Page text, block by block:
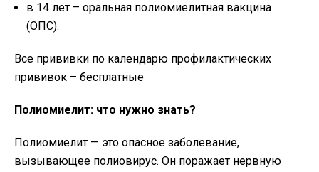
в 14 лет – оральная полиомиелитная вакцина
(ОПС).
Все прививки по календарю профилактических
прививок – бесплатные
Полиомиелит: что нужно знать?
Полиомиелит — это опасное заболевание,
вызывающее полиовирус. Он поражает нервную